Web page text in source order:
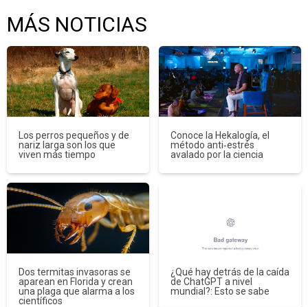
MÁS NOTICIAS
Los perros pequeños y de
nariz larga son los que
viven más tiempo
Conoce la Hekalogía, el
método anti‑estrés
avalado por la ciencia
Dos termitas invasoras se
aparean en Florida y crean
una plaga que alarma a los
científicos
¿Qué hay detrás de la caída
de ChatGPT a nivel
mundial?: Esto se sabe